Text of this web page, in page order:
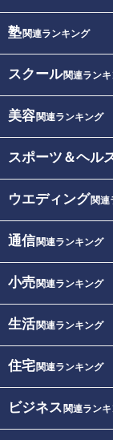
塾関連ランキング
スクール関連ラン
美容関連ランキング
スポーツ＆ヘル
ウエディング関連
通信関連ランキング
小売関連ランキング
生活関連ランキング
住宅関連ランキング
ビジネス 関連ラン